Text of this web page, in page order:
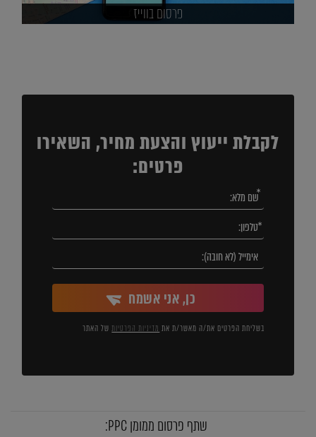
פרסום בווייז
לקבלת ייעוץ והצעת מחיר, השאירו
פרטים:
כן, אני אשמח
בשליחת הפרטים את/ה מאשר/ת את מדיניות הפרטיותשל האתר
שתף פרסום ממומן PPC: